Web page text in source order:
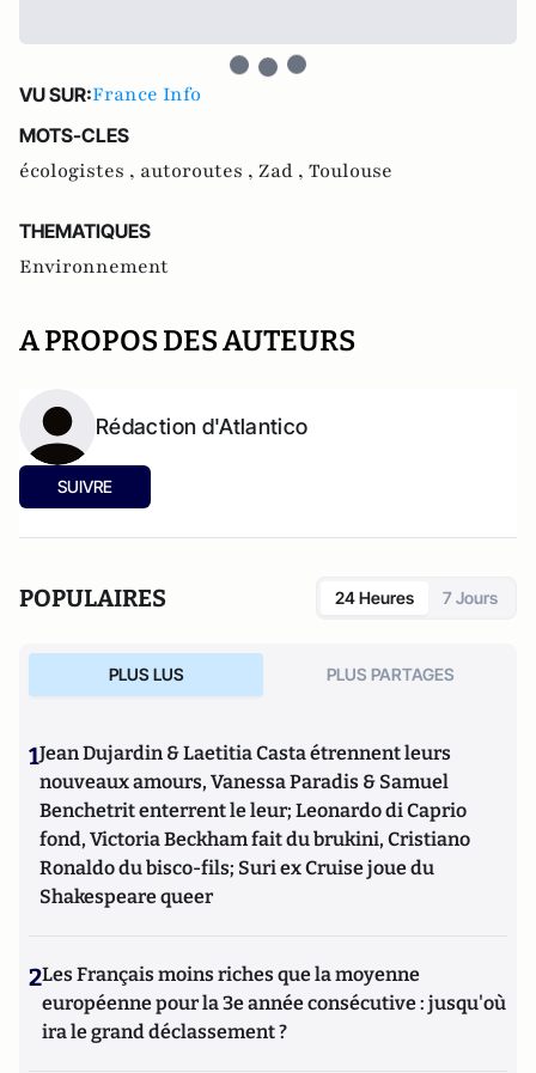
VU SUR:France Info
MOTS-CLES
écologistes , autoroutes , Zad , Toulouse
THEMATIQUES
Environnement
A PROPOS DES AUTEURS
Rédaction d'Atlantico
SUIVRE
POPULAIRES 24 Heures 7 Jours
PLUS LUS PLUS PARTAGES
1Jean Dujardin & Laetitia Casta étrennent leurs
nouveaux amours, Vanessa Paradis & Samuel
Benchetrit enterrent le leur; Leonardo di Caprio
fond, Victoria Beckham fait du brukini, Cristiano
Ronaldo du bisco-fils; Suri ex Cruise joue du
Shakespeare queer
2Les Français moins riches que la moyenne
européenne pour la 3e année consécutive : jusqu'où
ira le grand déclassement ?